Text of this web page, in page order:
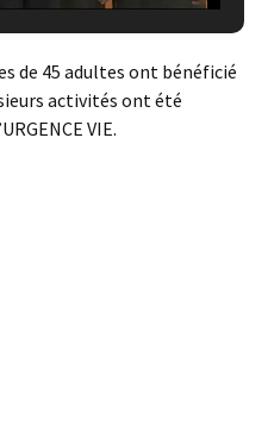
de 45 adultes ont bénéficié
activités ont été
VIE.